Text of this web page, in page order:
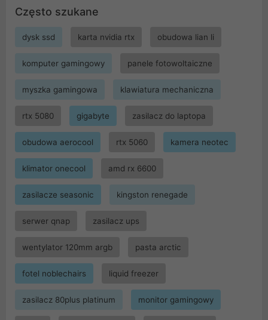
Często szukane
dysk ssd karta nvidia rtx obudowa lian li
komputer gamingowy panele fotowoltaiczne
myszka gamingowa klawiatura mechaniczna
rtx 5080 gigabyte zasilacz do laptopa
obudowa aerocool rtx 5060 kamera neotec
klimator onecool amd rx 6600
zasilacze seasonic kingston renegade
serwer qnap zasilacz ups
wentylator 120mm argb pasta arctic
fotel noblechairs liquid freezer
zasilacz 80plus platinum monitor gamingowy